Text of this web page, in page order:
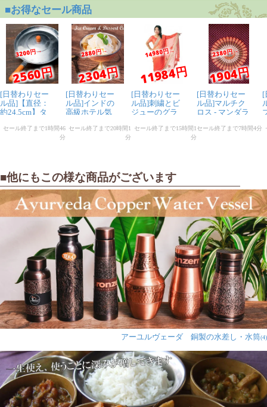
■他にもこの様な商品がございます
アーユルヴェーダ 銅製の水差し・水筒(4)